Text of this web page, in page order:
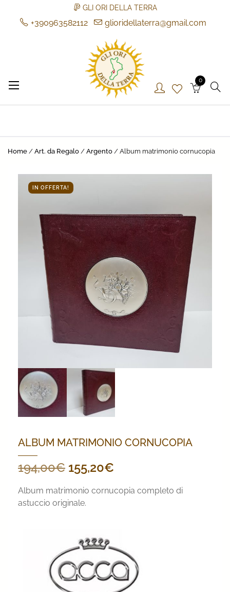
GLI ORI DELLA TERRA
+390963582112
glioridellaterra@gmail.com
Gli Ori della Terra
Gli Ori della Terra
0
Home / Art. da Regalo / Argento / Album matrimonio cornucopia
IN OFFERTA!
ALBUM MATRIMONIO CORNUCOPIA
194,00€ Il
prezzo
originale
194,00€.
155,20€
prezzo
Album matrimonio cornucopia completo di
astuccio originale.